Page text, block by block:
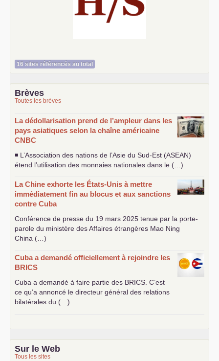
16 sites référencés au total
Brèves
Toutes les brèves
La dédollarisation prend de l’ampleur dans les
pays asiatiques selon la chaîne américaine
CNBC
◾ L’Association des nations de l’Asie du Sud-Est (ASEAN)
étend l’utilisation des monnaies nationales dans le (…)
La Chine exhorte les États-Unis à mettre
immédiatement fin au blocus et aux sanctions
contre Cuba
Conférence de presse du 19 mars 2025 tenue par la porte-
parole du ministère des Affaires étrangères Mao Ning
China (…)
Cuba a demandé officiellement à rejoindre les
BRICS
Cuba a demandé à faire partie des BRICS . C’est
ce qu’a annoncé le directeur général des relations
bilatérales du (…)
Sur le Web
Tous les sites